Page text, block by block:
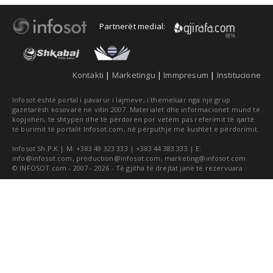
Partnerët medial:
Kontakti | Marketingu | Immpresum | Institucione
Infosot është portal i pavarur i lajmeve, i themeluar nga një grup
gazetarësh kosovarë në vitin 2007. Materialet dhe informacionet mund të
kopjohen, të shtypen dhe të përdoren por vetëm pas referimit të qartë
të burimit të portalit Infosot.com, në përputhje me kushtet e përdorimit.
Infosot Sh.P.K | M: +383 49 323 333 | +383 44 383 333 | E:
info@infosot.com , production@infosot.com , marketing@infosot.com
© INFOSOT.com - 2007 - 2026 - Të gjitha të drejtat janë të rezervuara